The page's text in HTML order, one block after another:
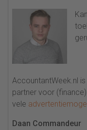
AccountantWeek.nl
partner voor
vele
Daan Commandeur